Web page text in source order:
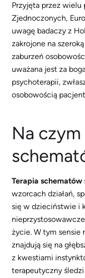
Przyjęta przez
Zjednoczonych,
uwagę badaczy z
zakrojone na
zaburzeń
uważana jest za
psychoterapii,
osobowością
Na
Terapia schematów
wzorcach działań,
się w dzieciństwie i
życie. W tym sensie
znajdują się na
z kwestiami
terapeutyczny